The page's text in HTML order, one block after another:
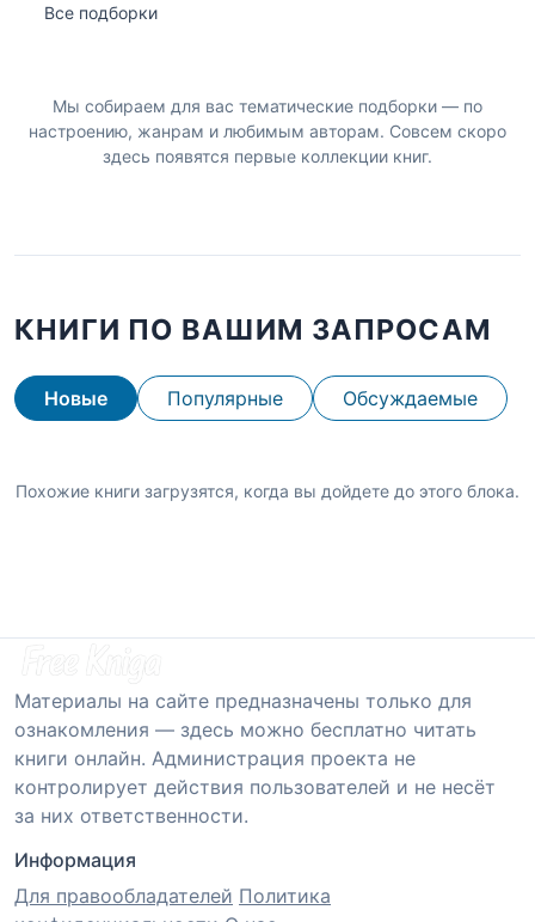
Все подборки
Мы собираем для вас тематические подборки — по
настроению, жанрам и любимым авторам. Совсем скоро
здесь появятся первые коллекции книг.
КНИГИ ПО ВАШИМ ЗАПРОСАМ
Новые Популярные Обсуждаемые
Похожие книги загрузятся, когда вы дойдете до этого блока.
Материалы на сайте предназначены только для
ознакомления — здесь можно бесплатно читать
книги онлайн. Администрация проекта не
контролирует действия пользователей и не несёт
за них ответственности.
Информация
Для правообладателей Политика